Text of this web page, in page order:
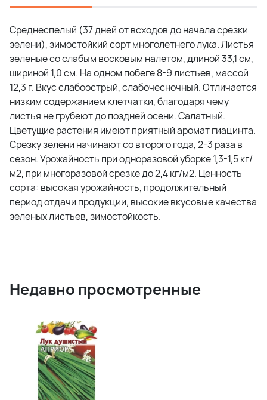
Среднеспелый (37 дней от всходов до начала срезки
зелени), зимостойкий сорт многолетнего лука. Листья
зеленые со слабым восковым налетом, длиной 33,1 см,
шириной 1,0 см. На одном побеге 8-9 листьев, массой
12,3 г. Вкус слабоострый, слабочесночный. Отличается
низким содержанием клетчатки, благодаря чему
листья не грубеют до поздней осени. Салатный.
Цветущие растения имеют приятный аромат гиацинта.
Срезку зелени начинают со второго года, 2-3 раза в
сезон. Урожайность при одноразовой уборке 1,3-1,5 кг/
м2, при многоразовой срезке до 2,4 кг/м2. Ценность
сорта: высокая урожайность, продолжительный
период отдачи продукции, высокие вкусовые качества
зеленых листьев, зимостойкость.
Недавно просмотренные